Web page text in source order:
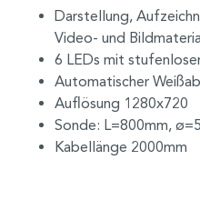
Darstellung,
Video- und
6 LEDs mit
Automatischer
Auflösung 1280x720
Sonde: L=800mm,
Kabellänge 2000mm